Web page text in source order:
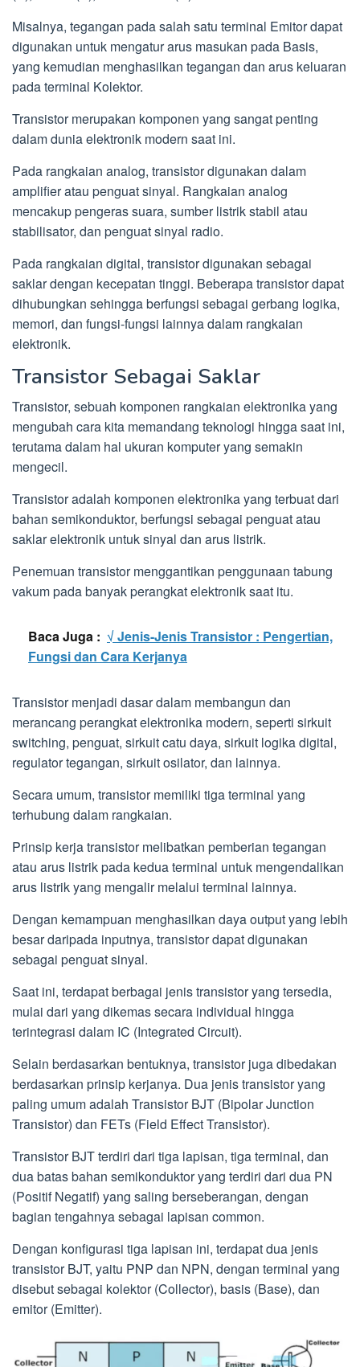
Misalnya, tegangan pada salah satu terminal Emitor dapat
digunakan untuk mengatur arus masukan pada Basis,
yang kemudian menghasilkan tegangan dan arus keluaran
pada terminal Kolektor.
Transistor merupakan komponen yang sangat penting
dalam dunia elektronik modern saat ini.
Pada rangkaian analog, transistor digunakan dalam
amplifier atau penguat sinyal. Rangkaian analog
mencakup pengeras suara, sumber listrik stabil atau
stabilisator, dan penguat sinyal radio.
Pada rangkaian digital, transistor digunakan sebagai
saklar dengan kecepatan tinggi. Beberapa transistor dapat
dihubungkan sehingga berfungsi sebagai gerbang logika,
memori, dan fungsi-fungsi lainnya dalam rangkaian
elektronik.
Transistor Sebagai Saklar
Transistor, sebuah komponen rangkaian elektronika yang
mengubah cara kita memandang teknologi hingga saat ini,
terutama dalam hal ukuran komputer yang semakin
mengecil.
Transistor adalah komponen elektronika yang terbuat dari
bahan semikonduktor, berfungsi sebagai penguat atau
saklar elektronik untuk sinyal dan arus listrik.
Penemuan transistor menggantikan penggunaan tabung
vakum pada banyak perangkat elektronik saat itu.
Baca Juga : √ Jenis-Jenis Transistor : Pengertian,
Fungsi dan Cara Kerjanya
Transistor menjadi dasar dalam membangun dan
merancang perangkat elektronika modern, seperti sirkuit
switching, penguat, sirkuit catu daya, sirkuit logika digital,
regulator tegangan, sirkuit osilator, dan lainnya.
Secara umum, transistor memiliki tiga terminal yang
terhubung dalam rangkaian.
Prinsip kerja transistor melibatkan pemberian tegangan
atau arus listrik pada kedua terminal untuk mengendalikan
arus listrik yang mengalir melalui terminal lainnya.
Dengan kemampuan menghasilkan daya output yang lebih
besar daripada inputnya, transistor dapat digunakan
sebagai penguat sinyal.
Saat ini, terdapat berbagai jenis transistor yang tersedia,
mulai dari yang dikemas secara individual hingga
terintegrasi dalam IC (Integrated Circuit).
Selain berdasarkan bentuknya, transistor juga dibedakan
berdasarkan prinsip kerjanya. Dua jenis transistor yang
paling umum adalah Transistor BJT (Bipolar Junction
Transistor) dan FETs (Field Effect Transistor).
Transistor BJT terdiri dari tiga lapisan, tiga terminal, dan
dua batas bahan semikonduktor yang terdiri dari dua PN
(Positif Negatif) yang saling berseberangan, dengan
bagian tengahnya sebagai lapisan common.
Dengan konfigurasi tiga lapisan ini, terdapat dua jenis
transistor BJT, yaitu PNP dan NPN, dengan terminal yang
disebut sebagai kolektor (Collector), basis (Base), dan
emitor (Emitter).